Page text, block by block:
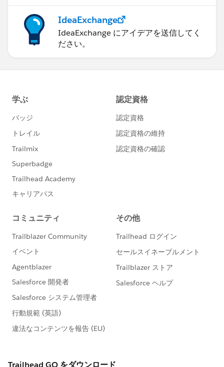
IdeaExchange
IdeaExchange にアイデアを送信してく
ださい。